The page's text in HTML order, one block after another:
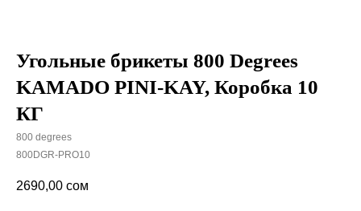
Угольные брикеты 800 Degrees
KAMADO PINI-KAY, Коробка 10
КГ
800 degrees
800DGR-PRO10
2690,00 сом